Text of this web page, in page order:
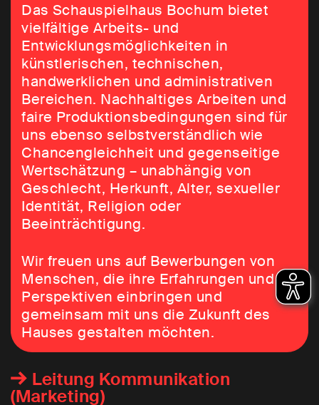
Das Schauspielhaus Bochum bietet
vielfältige Arbeits- und
Entwicklungsmöglichkeiten in
künstlerischen, technischen,
handwerklichen und administrativen
Bereichen. Nachhaltiges Arbeiten und
faire Produktionsbedingungen sind für
uns ebenso selbstverständlich wie
Chancengleichheit und gegenseitige
Wertschätzung – unabhängig von
Geschlecht, Herkunft, Alter, sexueller
Identität, Religion oder
Beeinträchtigung.
Wir freuen uns auf Bewerbungen von
Menschen, die ihre Erfahrungen und
Perspektiven einbringen und
gemeinsam mit uns die Zukunft des
Hauses gestalten möchten.
Leitung Kommunikation
(Marketing)